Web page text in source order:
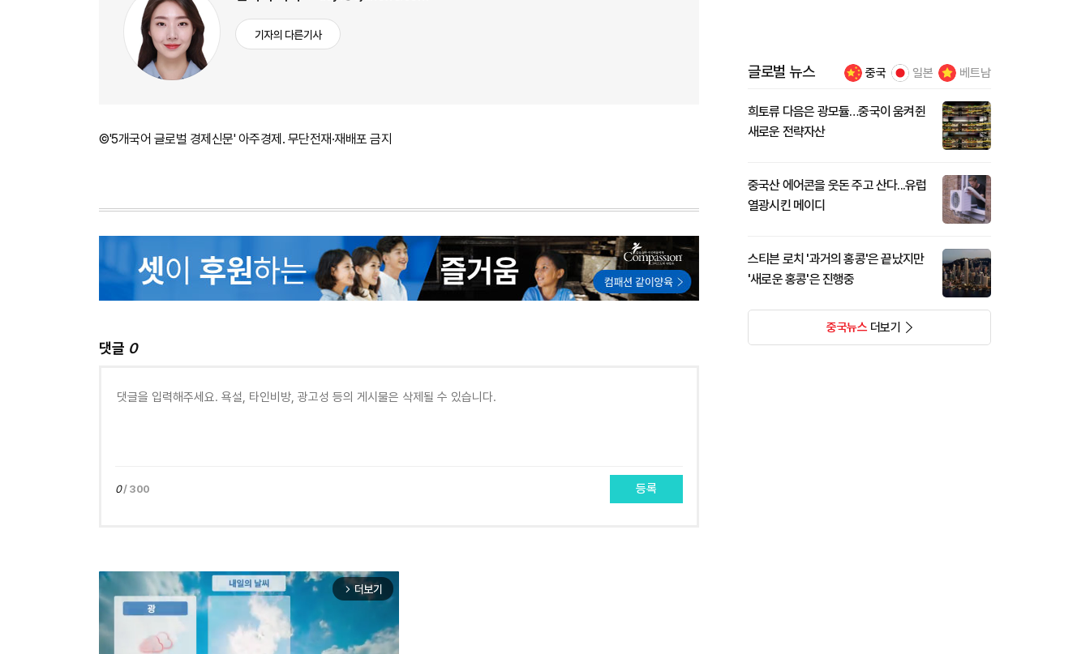
기자의 다른기사
©'5개국어 글로벌 경제신문' 아주경제. 무단전재·재배포 금지
댓글 0
0/ 300 등록
arrow_forward_ios 더보기
글로벌 뉴스 중국 일본 베트남
희토류 다음은 광모듈…중국이 움켜쥔
새로운 전략자산
중국산 에어콘을 웃돈 주고 산다...유럽
열광시킨 메이디
스티븐 로치 '과거의 홍콩'은 끝났지만
'새로운 홍콩'은 진행중
중국뉴스더보기